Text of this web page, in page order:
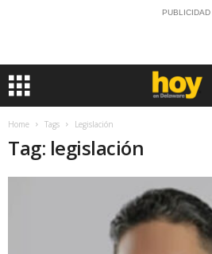
PUBLICIDAD
Home Tags Legislación
Tag: legislación